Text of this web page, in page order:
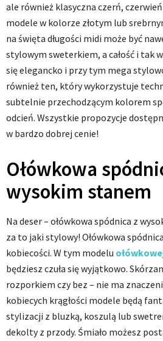
ale również klasyczna czerń,
modele w kolorze złotym lub
na święta długości midi może być
stylowym sweterkiem, a całość i tak
się elegancko i przy tym mega
również ten, który wykorzystuje
subtelnie przechodzącym kolorem
odcień. Wszystkie propozycje
w bardzo dobrej cenie!
Ołówkowa
wysokim stanem
Na deser – ołówkowa spódnica z
za to jaki stylowy! Ołówkowa
kobiecości. W tym modelu
będziesz czuła się wyjątkowo.
rozporkiem czy bez – nie ma
kobiecych krągłości modele będą
stylizacji z bluzką, koszulą lub
dekolty z przody. Śmiało możesz